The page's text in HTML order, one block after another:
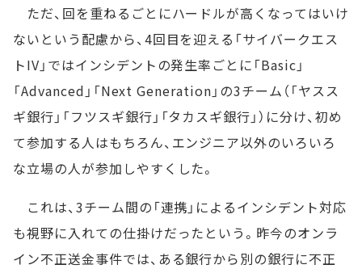
ただ、回を重ねるごとにハードルが高くなってはいけ
ないという配慮から、4回目を迎える「サイバークエス
トIV」ではインシデントの発生率ごとに「Basic」
「Advanced」「Next Generation」の3チーム（「ヤスス
ギ銀行」「フツスギ銀行」「タカスギ銀行」）に分け、初め
て参加する人はもちろん、エンジニア以外のいろいろ
な立場の人が参加しやすくした。
これは、3チーム間の「連携」によるインシデント対応
も視野に入れての仕掛けだったという。昨今のオンラ
イン不正送金事件では、ある銀行から別の銀行に不正